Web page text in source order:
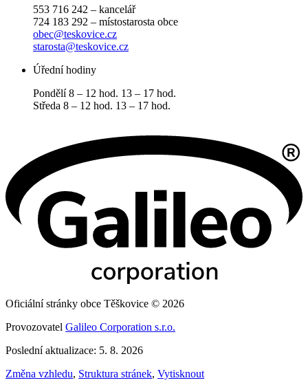
553 716 242 – kancelář
724 183 292 – místostarosta obce
obec@teskovice.cz
starosta@teskovice.cz
Úřední hodiny
Pondělí 8 – 12 hod. 13 – 17 hod.
Středa 8 – 12 hod. 13 – 17 hod.
Oficiální stránky obce Těškovice © 2026
Provozovatel Galileo Corporation s.r.o.
Poslední aktualizace: 5. 8. 2026
Změna vzhledu, Struktura stránek, Vytisknout